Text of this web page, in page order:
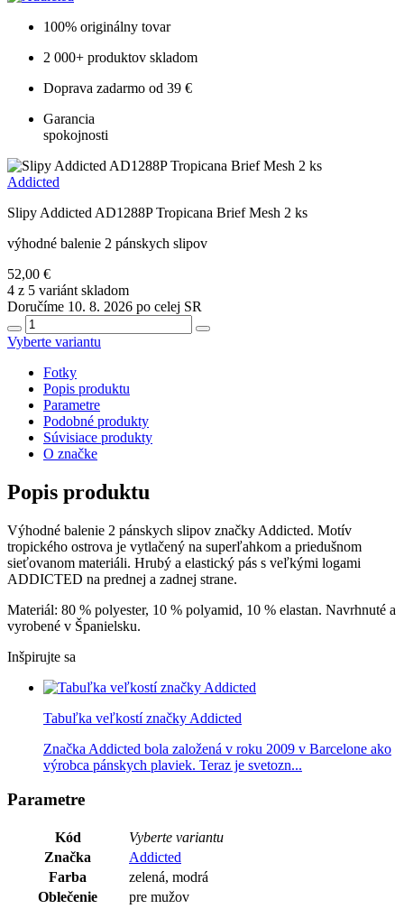
100% originálny tovar
2 000+ produktov skladom
Doprava zadarmo od 39 €
Garancia
spokojnosti
Addicted
Slipy Addicted AD1288P Tropicana Brief Mesh 2 ks
výhodné balenie 2 pánskych slipov
52,00 €
4 z 5 variánt skladom
Doručíme 10. 8. 2026 po celej SR
Vyberte variantu
Fotky
Popis produktu
Parametre
Podobné produkty
Súvisiace produkty
O značke
Popis produktu
Výhodné balenie 2 pánskych slipov značky Addicted. Motív
tropického ostrova je vytlačený na superľahkom a priedušnom
sieťovanom materiáli. Hrubý a elastický pás s veľkými logami
ADDICTED na prednej a zadnej strane.
Materiál: 80 % polyester, 10 % polyamid, 10 % elastan. Navrhnuté a
vyrobené v Španielsku.
Inšpirujte sa
Tabuľka veľkostí značky Addicted
Značka Addicted bola založená v roku 2009 v Barcelone ako
výrobca pánskych plaviek. Teraz je svetozn...
Parametre
Kód
Vyberte variantu
Značka
Addicted
Farba
zelená, modrá
Oblečenie
pre mužov